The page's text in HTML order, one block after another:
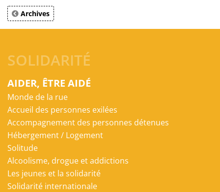
Archives
SOLIDARITÉ
AIDER, ÊTRE AIDÉ
Monde de la rue
Accueil des personnes exilées
Accompagnement des personnes détenues
Hébergement / Logement
Solitude
Alcoolisme, drogue et addictions
Les jeunes et la solidarité
Solidarité internationale